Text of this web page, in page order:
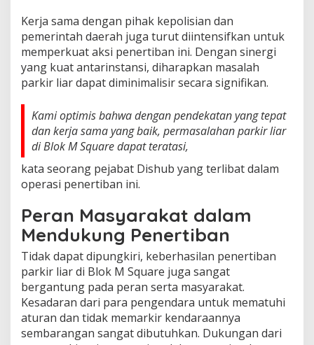
Kerja sama dengan pihak kepolisian dan
pemerintah daerah juga turut diintensifkan untuk
memperkuat aksi penertiban ini. Dengan sinergi
yang kuat antarinstansi, diharapkan masalah
parkir liar dapat diminimalisir secara signifikan.
Kami optimis bahwa dengan pendekatan yang tepat
dan kerja sama yang baik, permasalahan parkir liar
di Blok M Square dapat teratasi,
kata seorang pejabat Dishub yang terlibat dalam
operasi penertiban ini.
Peran Masyarakat dalam
Mendukung Penertiban
Tidak dapat dipungkiri, keberhasilan penertiban
parkir liar di Blok M Square juga sangat
bergantung pada peran serta masyarakat.
Kesadaran dari para pengendara untuk mematuhi
aturan dan tidak memarkir kendaraannya
sembarangan sangat dibutuhkan. Dukungan dari